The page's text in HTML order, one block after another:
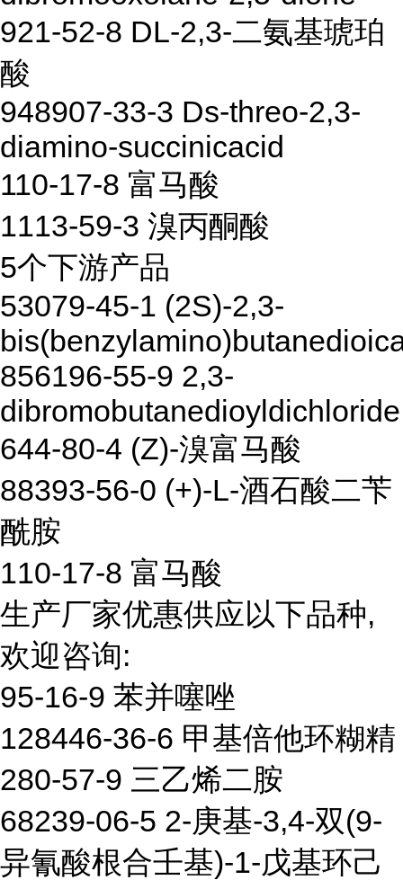
921-52-8 DL-2,3-二氨基琥珀
酸
948907-33-3 Ds-threo-2,3-
diamino-succinicacid
110-17-8 富马酸
1113-59-3 溴丙酮酸
5个下游产品
53079-45-1 (2S)-2,3-
856196-55-9 2,3-
dibromobutanedioyldichloride
644-80-4 (Z)-溴富马酸
88393-56-0 (+)-L-酒石酸二苄
酰胺
110-17-8 富马酸
生产厂家优惠供应以下品种,
欢迎咨询:
95-16-9 苯并噻唑
128446-36-6 甲基倍他环糊精
280-57-9 三乙烯二胺
68239-06-5 2-庚基-3,4-双(9-
异氰酸根合壬基)-1-戊基环己